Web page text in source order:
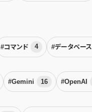
#コマンド 4 #データベース
#Gemini 16 #OpenAI